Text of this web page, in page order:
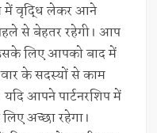
में वृद्धि लेकर आने
से बेहतर रहेगी। आप
लिए आपको बाद में
के सदस्यों से काम
आपने पार्टनरशिप में
अच्छा रहेगा।